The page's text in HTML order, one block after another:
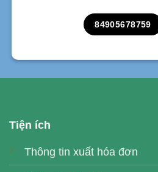
84905678759
Tiện ích
Thông tin xuất hóa đơn